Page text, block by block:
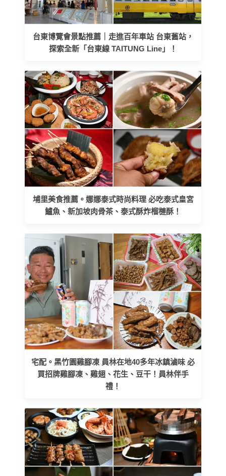
台東博覽會景點推薦｜走進百年車站 台東舊站，
探索全新「台東線 TAITUNG Line」！
埔里美食推薦。娜娜泰式時尚料理 必吃泰式皇宮
鱸魚、新加坡肉骨茶、泰式酥炸榴槤酥！
宅配。黑竹園雞腳凍 員林在地40多年冰鎮滷味 必
買招牌雞腳凍、雞翅、花生、豆干！員林伴手
禮！